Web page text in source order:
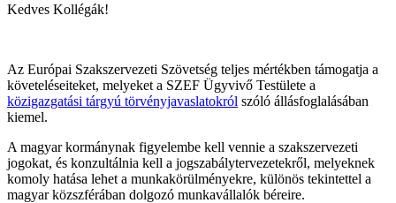
Kedves Kollégák!
Az Európai Szakszervezeti Szövetség teljes mértékben támogatja a
követeléseiteket, melyeket a SZEF Ügyvivő Testülete a
közigazgatási tárgyú törvényjavaslatokról szóló állásfoglalásában
kiemel.
A magyar kormánynak figyelembe kell vennie a szakszervezeti
jogokat, és konzultálnia kell a jogszabálytervezetekről, melyeknek
komoly hatása lehet a munkakörülményekre, különös tekintettel a
magyar közszférában dolgozó munkavállalók béreire.